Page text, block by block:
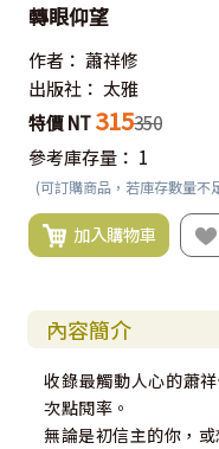
轉眼仰望
作者： 蕭祥修
出版社： 太雅
特價 NT 315350
參考庫存量： 1
(可訂購商品，若庫存數量不
加入購物車
內容簡介
收錄最觸動人心的蕭
次點閱率。
無論是初信主的你，